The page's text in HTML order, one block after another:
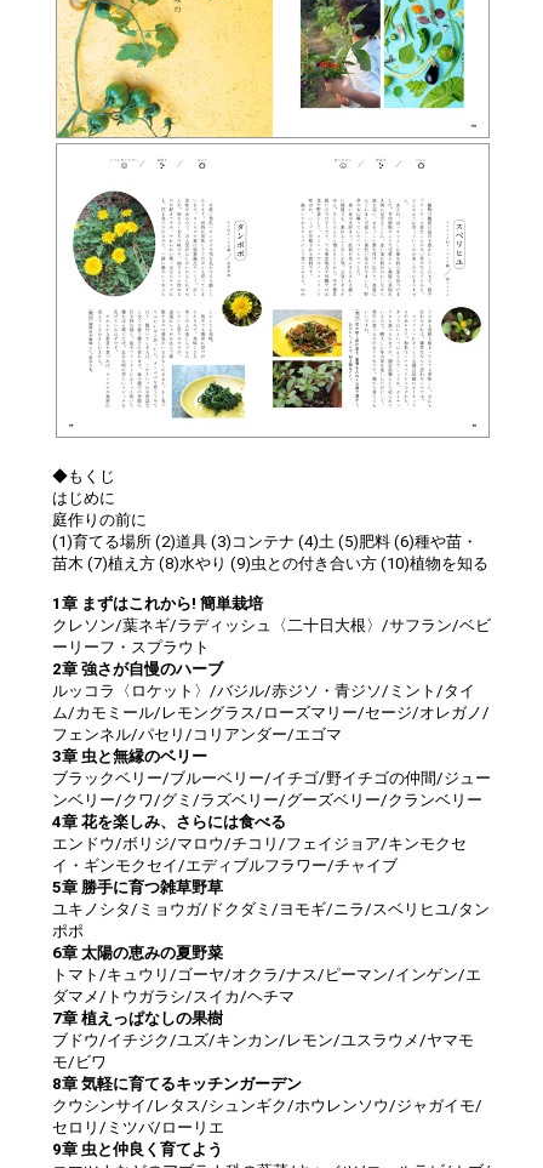
◆もくじ
はじめに
庭作りの前に
(1)育てる場所 (2)道具 (3)コンテナ (4)土 (5)肥料 (6)種や苗・
苗木 (7)植え方 (8)水やり (9)虫との付き合い方 (10)植物を知る
1章 まずはこれから! 簡単栽培
クレソン/葉ネギ/ラディッシュ〈二十日大根〉/サフラン/ベビ
ーリーフ・スプラウト
2章 強さが自慢のハーブ
ルッコラ〈ロケット〉/バジル/赤ジソ・青ジソ/ミント/タイ
ム/カモミール/レモングラス/ローズマリー/セージ/オレガノ/
フェンネル/パセリ/コリアンダー/エゴマ
3章 虫と無縁のベリー
ブラックベリー/ブルーベリー/イチゴ/野イチゴの仲間/ジュー
ンベリー/クワ/グミ/ラズベリー/グーズベリー/クランベリー
4章 花を楽しみ、さらには食べる
エンドウ/ボリジ/マロウ/チコリ/フェイジョア/キンモクセ
イ・ギンモクセイ/エディブルフラワー/チャイブ
5章 勝手に育つ雑草野草
ユキノシタ/ミョウガ/ドクダミ/ヨモギ/ニラ/スベリヒユ/タン
ポポ
6章 太陽の恵みの夏野菜
トマト/キュウリ/ゴーヤ/オクラ/ナス/ピーマン/インゲン/エ
ダマメ/トウガラシ/スイカ/ヘチマ
7章 植えっぱなしの果樹
ブドウ/イチジク/ユズ/キンカン/レモン/ユスラウメ/ヤマモ
モ/ビワ
8章 気軽に育てるキッチンガーデン
クウシンサイ/レタス/シュンギク/ホウレンソウ/ジャガイモ/
セロリ/ミツバ/ローリエ
9章 虫と仲良く育てよう